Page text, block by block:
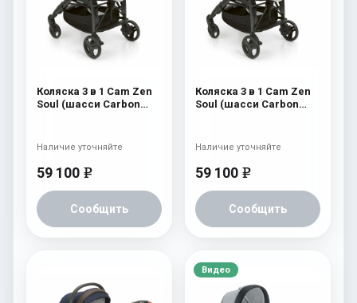
Коляска 3 в 1 Cam Zen
Soul (шасси Carbon
59 100 e
Сообщить
Наличие уточняйте
Коляска 3 в 1 Cam Zen
Soul (шасси Carbon
59 100 e
Сообщить
Наличие уточняйте
Видео